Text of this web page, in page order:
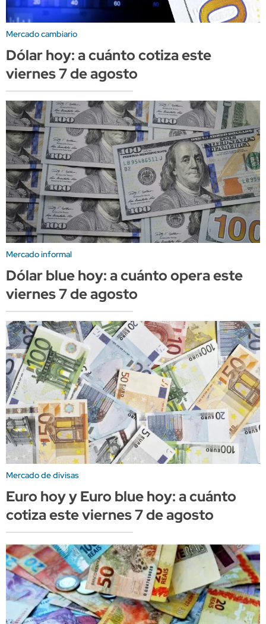
Mercado cambiario
Dólar hoy: a cuánto cotiza este
viernes 7 de agosto
Mercado informal
Dólar blue hoy: a cuánto opera este
viernes 7 de agosto
Mercado de divisas
Euro hoy y Euro blue hoy: a cuánto
cotiza este viernes 7 de agosto